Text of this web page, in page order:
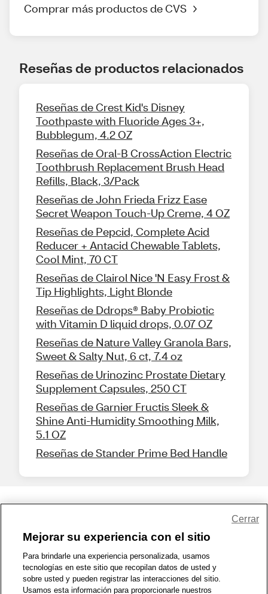
Comprar más productos de CVS
Reseñas de productos relacionados
Reseñas de Crest Kid's Disney
Toothpaste with Fluoride Ages 3+,
Bubblegum, 4.2 OZ
Reseñas de Oral-B CrossAction Electric
Toothbrush Replacement Brush Head
Refills, Black, 3/Pack
Reseñas de John Frieda Frizz Ease
Secret Weapon Touch-Up Creme, 4 OZ
Reseñas de Pepcid, Complete Acid
Reducer + Antacid Chewable Tablets,
Cool Mint, 70 CT
Reseñas de Clairol Nice 'N Easy Frost &
Tip Highlights, Light Blonde
Reseñas de Ddrops® Baby Probiotic
with Vitamin D liquid drops, 0.07 OZ
Reseñas de Nature Valley Granola Bars,
Sweet & Salty Nut, 6 ct, 7.4 oz
Reseñas de Urinozinc Prostate Dietary
Supplement Capsules, 250 CT
Reseñas de Garnier Fructis Sleek &
Shine Anti-Humidity Smoothing Milk,
5.1 OZ
Reseñas de Stander Prime Bed Handle
1-800-679-9691 | Contáctenos | Términos de Uso | Accesibilidad
Política de Privacidad | WA Privacy Policy | Mapa del sitio
Zona de Bienestar | © 1999 - 2026 CVS.com
Mejorar su experiencia con el sitio
Para brindarle una experiencia personalizada, usamos
tecnologías en este sitio que recopilan datos de usted y
sobre usted y pueden registrar las interacciones del sitio.
Usamos esta información para proporcionarle nuestros
Cerrar